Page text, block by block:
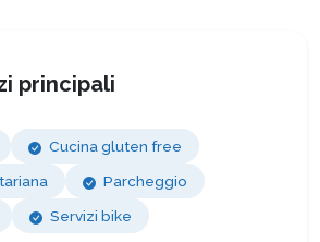
principali
Cucina gluten free
Parcheggio
Servizi bike